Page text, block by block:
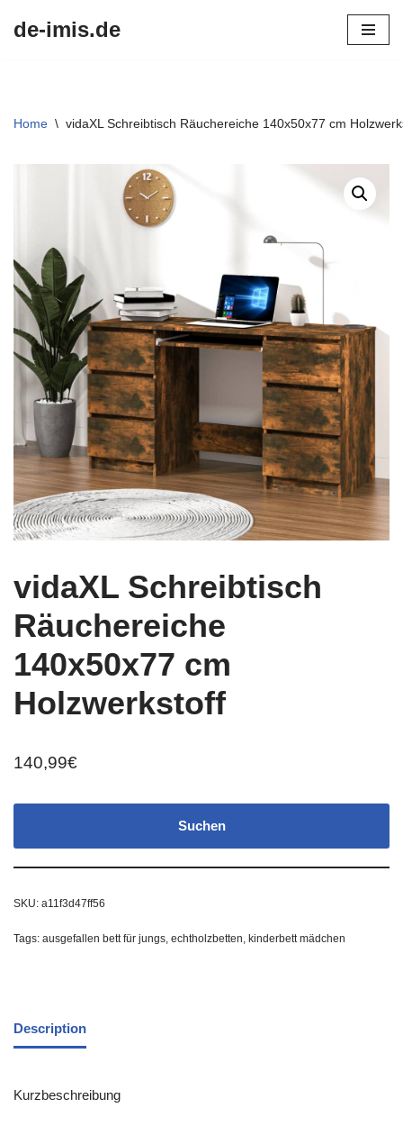
de-imis.de
Home \ vidaXL Schreibtisch Räuchereiche 140x50x77 cm
vidaXL Schreibtisch
Räuchereiche
140x50x77 cm
Holzwerkstoff
140,99€
Suchen
SKU: a11f3d47ff56
Tags: ausgefallen bett für jungs, echtholzbetten, kinderbett mädchen
Description
Kurzbeschreibung